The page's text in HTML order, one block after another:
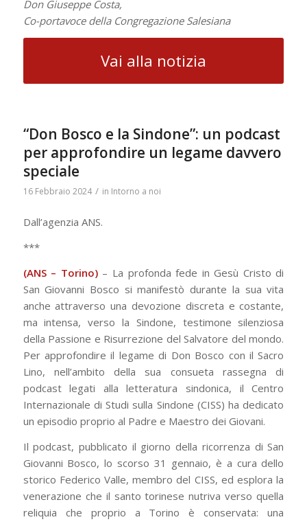
Don Giuseppe Costa,
Co-portavoce della Congregazione Salesiana
Vai alla notizia
“Don Bosco e la Sindone”: un podcast
per approfondire un legame davvero
speciale
16 Febbraio 2024 / in Intorno a noi
Dall’agenzia ANS.
***
(ANS – Torino)– La profonda fede in Gesù Cristo di
San Giovanni Bosco si manifestò durante la sua vita
anche attraverso una devozione discreta e costante,
ma intensa, verso la Sindone, testimone silenziosa
della Passione e Risurrezione del Salvatore del mondo.
Per approfondire il legame di Don Bosco con il Sacro
Lino, nell’ambito della sua consueta rassegna di
podcast legati alla letteratura sindonica, il Centro
Internazionale di Studi sulla Sindone (CISS) ha dedicato
un episodio proprio al Padre e Maestro dei Giovani.
Il podcast, pubblicato il giorno della ricorrenza di San
Giovanni Bosco, lo scorso 31 gennaio, è a cura dello
storico Federico Valle, membro del CISS, ed esplora la
venerazione che il santo torinese nutriva verso quella
reliquia che proprio a Torino è conservata: una